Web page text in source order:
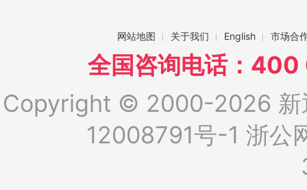
网站地图 关于我们 English 市场合
全国咨询电话：
Copyright © 2000-2026 新
12008791号-1 浙公